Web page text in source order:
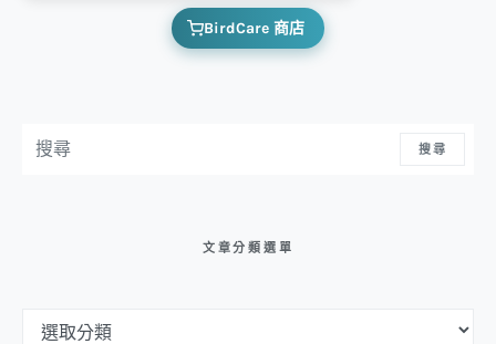
BirdCare 商店
搜尋
文章分類選單